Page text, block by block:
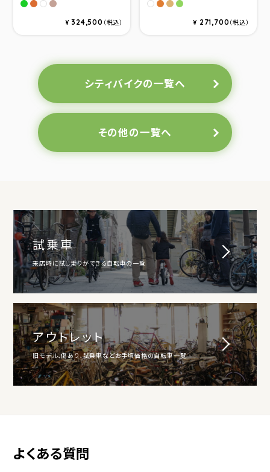
グリーン
ボンバーオレンジ
パールホワイト
ユーロブラウン
¥ 324,500 （税込）
パールホワイト
ボンバーオレンジ
ユーロブラウン
グリーン
¥ 271,700（税込）
シティバイクの一覧へ
その他の一覧へ
試乗車
来店時に試し乗りができる自転車の一覧
アウトレット
旧モデル、傷あり、試乗車などお手頃価格の自転車一覧
よくある質問